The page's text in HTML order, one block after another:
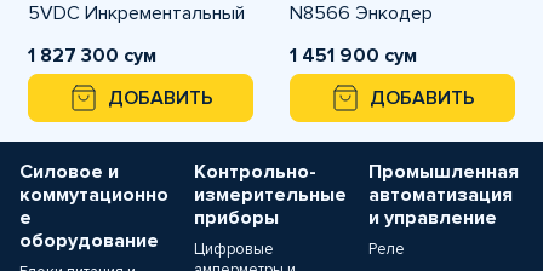
5VDC Инкрементальный
энкодер Line Driver
1 827 300 сум
ДОБАВИТЬ
N8566 Энкодер
1 451 900 сум
ДОБАВИТЬ
Силовое и
коммутационно
е
оборудование
Контрольно-
измерительные
приборы
Цифровые
Промышленная
автоматизация
и управление
Реле